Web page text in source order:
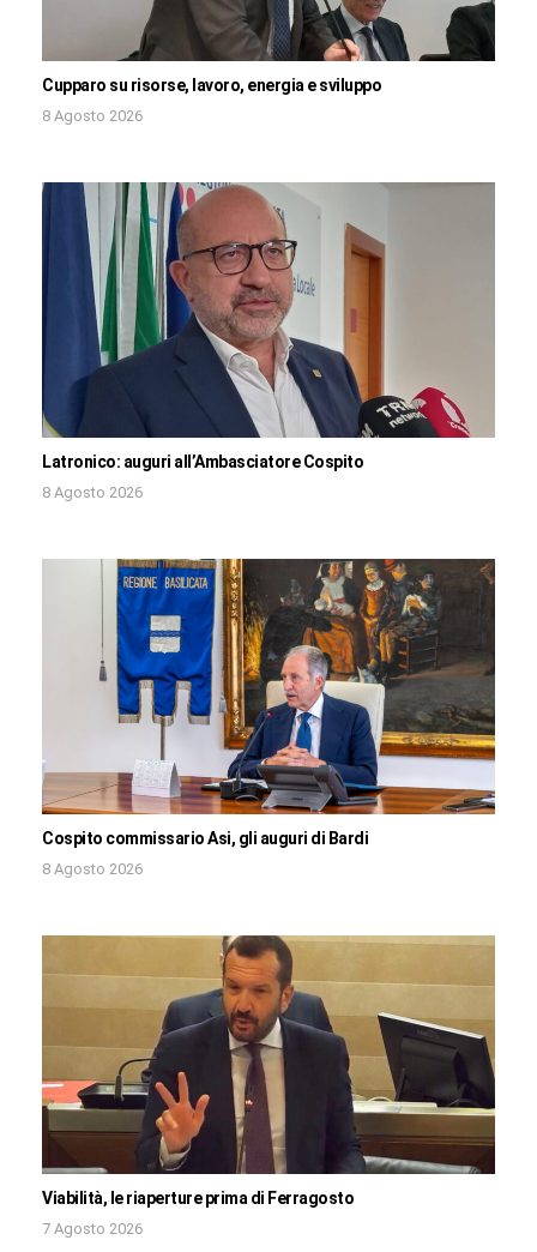
Cupparo su risorse, lavoro, energia e sviluppo
8 Agosto 2026
Latronico: auguri all’Ambasciatore Cospito
8 Agosto 2026
Cospito commissario Asi, gli auguri di Bardi
8 Agosto 2026
Viabilità, le riaperture prima di Ferragosto
7 Agosto 2026